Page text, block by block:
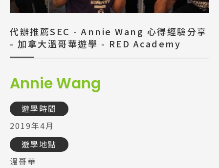
代辦推薦SEC - Annie Wang 心得經驗分享
- 加拿大溫哥華遊學 - RED Academy
Annie Wang
遊學時間
2019年4月
遊學地點
溫哥華